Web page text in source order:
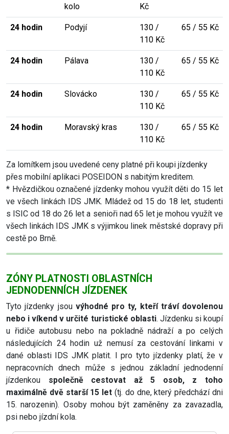
kolo
Kč
24 hodin Podyjí
130 /
110 Kč
65 / 55 Kč
24 hodin Pálava
130 /
110 Kč
65 / 55 Kč
24 hodin Slovácko
130 /
110 Kč
65 / 55 Kč
24 hodin Moravský kras
130 /
110 Kč
65 / 55 Kč
Za lomítkem jsou uvedené ceny platné při koupi jízdenky
přes mobilní aplikaci POSEIDON s nabitým kreditem.
* Hvězdičkou označené jízdenky mohou využít děti do 15 let
ve všech linkách IDS JMK. Mládež od 15 do 18 let, studenti
s ISIC od 18 do 26 let a senioři nad 65 let je mohou využít ve
všech linkách IDS JMK s výjimkou linek městské dopravy při
cestě po Brně.
ZÓNY PLATNOSTI OBLASTNÍCH
JEDNODENNÍCH JÍZDENEK
Tyto jízdenky jsou výhodné pro ty, kteří tráví dovolenou
nebo i víkend v určité turistické oblasti. Jízdenku si koupí
u řidiče autobusu nebo na pokladně nádraží a po celých
následujících 24 hodin už nemusí za cestování linkami v
dané oblasti IDS JMK platit. I pro tyto jízdenky platí, že v
nepracovních dnech může s jednou základní jednodenní
jízdenkou společně cestovat až 5 osob, z toho
maximálně dvě starší 15 let (tj. do dne, který předchází dni
15. narozenin). Osoby mohou být zaměněny za zavazadla,
psi nebo jízdní kola.